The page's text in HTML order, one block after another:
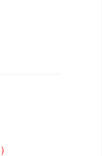
）